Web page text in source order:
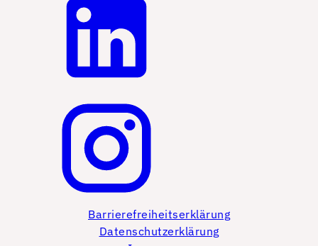
Barrierefreiheitserklärung
Datenschutzerklärung